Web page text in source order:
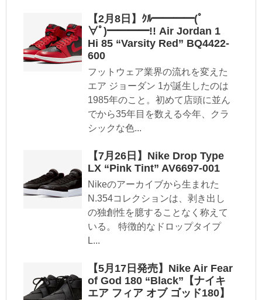
【2月8日】ｸﾙ━━━━(ﾟ
∀ﾟ)━━━━!! Air Jordan 1
Hi 85 “Varsity Red” BQ4422-
600
フットウェア業界の流れを変えた
エア ジョーダン 1が誕生したのは
1985年のこと。初めて店頭に並ん
でから35年目を数える今年、クラ
シックな色...
【7月26日】Nike Drop Type
LX “Pink Tint” AV6697-001
Nikeのアーカイブから生まれた
N.354コレクションは、剥き出し
の独創性を臆することなく称えて
いる。 特徴的なドロップタイプ
L...
【5月17日発売】Nike Air Fear
of God 180 “Black”【ナイキ
エア フィア オブ ゴッド180】